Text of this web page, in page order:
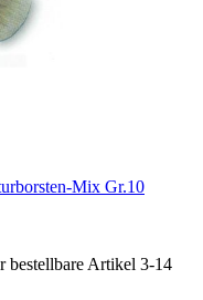
Mix Gr.10
bestellbare Artikel 3-14